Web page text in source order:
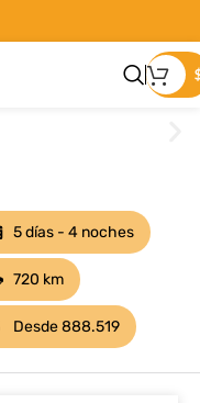
5 días - 4 noches
720 km
Desde 888.519